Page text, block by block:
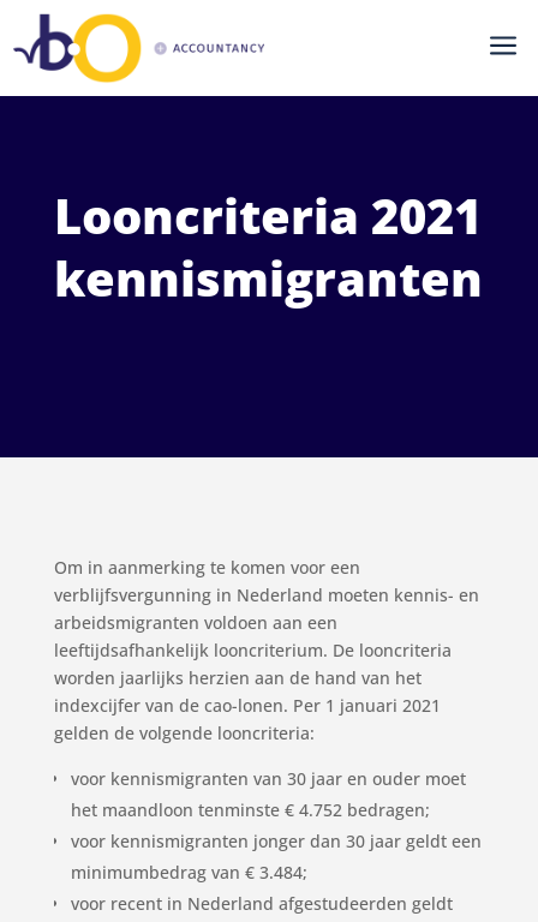
a
Looncriteria 2021
kennismigranten
Om in aanmerking te komen voor een
verblijfsvergunning in Nederland moeten kennis- en
arbeidsmigranten voldoen aan een
leeftijdsafhankelijk looncriterium. De looncriteria
worden jaarlijks herzien aan de hand van het
indexcijfer van de cao-lonen. Per 1 januari 2021
gelden de volgende looncriteria:
voor kennismigranten van 30 jaar en ouder moet
het maandloon tenminste € 4.752 bedragen;
voor kennismigranten jonger dan 30 jaar geldt een
minimumbedrag van € 3.484;
voor recent in Nederland afgestudeerden geldt